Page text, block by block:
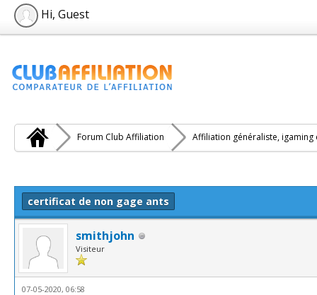
Hi, Guest
Forum Club Affiliation Affiliation généraliste, igaming
certificat de non gage ants
smithjohn
Visiteur
07-05-2020, 06:58